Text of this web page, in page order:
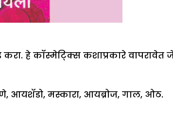
करा. हे कॉस्मेट्क्सि कशाप्रकारे
आयशॅडो, मस्कारा, आयब्रोज, गाल, ओठ.